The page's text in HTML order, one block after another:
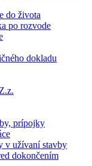
do života
po rozvode
dokladu
prípojky
v užívaní stavby
dokončením